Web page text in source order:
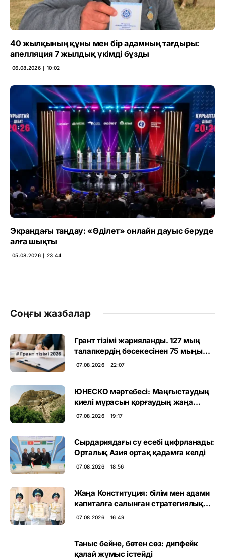
40 жылқының құны мен бір адамның тағдыры:
апелляция 7 жылдық үкімді бұзды
06.08.2026 ∣ 10:02
Экрандағы таңдау: «Әділет» онлайн дауыс беруде
алға шықты
05.08.2026 ∣ 23:44
Соңғы жазбалар
Грант тізімі жарияланды. 127 мың
талапкердің бәсекесінен 75 мыңы
өтті
07.08.2026 ∣ 22:07
ЮНЕСКО мәртебесі: Маңғыстаудың
киелі мұрасын қорғаудың жаңа
кезеңі басталды
07.08.2026 ∣ 19:17
Сырдариядағы су есебі цифрланады:
Орталық Азия ортақ қадамға келді
07.08.2026 ∣ 18:56
Жаңа Конституция: білім мен адами
капиталға салынған стратегиялық
негіз
07.08.2026 ∣ 16:49
Таныс бейне, бөтен сөз: дипфейк
қалай жұмыс істейді